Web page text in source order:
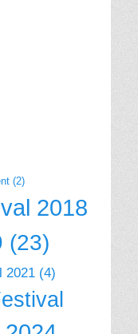
(2)
2018
(23)
2021 (4)